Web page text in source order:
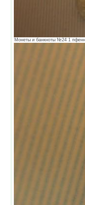
Монеты и банкноты №24 1